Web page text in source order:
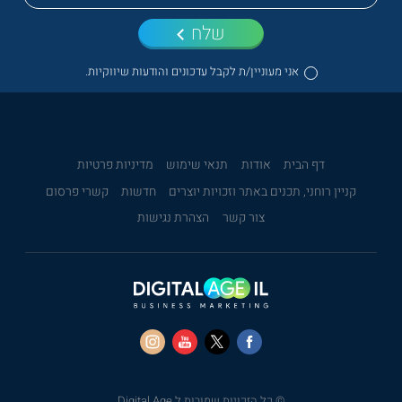
אני מעוניין/ת לקבל עדכונים והודעות שיווקיות.
שלח
דף הבית אודות תנאי שימוש
מדיניות פרטיות
קניין רוחני, תכנים באתר וזכויות יוצרים
חדשות
קשרי פרסום
צור קשר
הצהרת נגישות